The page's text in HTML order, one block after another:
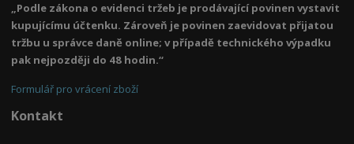
„Podle zákona o evidenci tržeb je prodávající povinen vystavit
kupujícímu účtenku. Zároveň je povinen zaevidovat přijatou
tržbu u správce daně online; v případě technického výpadku
pak nejpozději do 48 hodin.“
Formulář pro vrácení zboží
Kontakt